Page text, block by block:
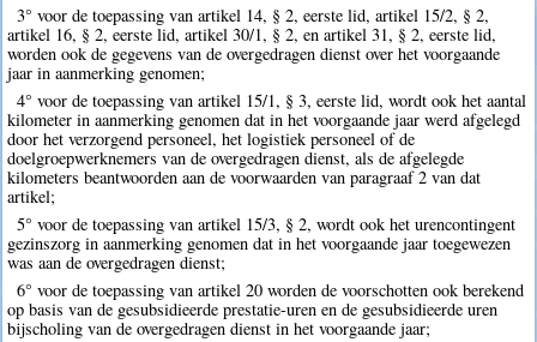
3° voor de toepassing van artikel 14, § 2, eerste lid, artikel 15/2, § 2,
artikel 16, § 2, eerste lid, artikel 30/1, § 2, en artikel 31, § 2, eerste lid,
worden ook de gegevens van de overgedragen dienst over het voorgaande
jaar in aanmerking genomen;
4° voor de toepassing van artikel 15/1, § 3, eerste lid, wordt ook het aantal
kilometer in aanmerking genomen dat in het voorgaande jaar werd afgelegd
door het verzorgend personeel, het logistiek personeel of de
doelgroepwerknemers van de overgedragen dienst, als de afgelegde
kilometers beantwoorden aan de voorwaarden van paragraaf 2 van dat
artikel;
5° voor de toepassing van artikel 15/3, § 2, wordt ook het urencontingent
gezinszorg in aanmerking genomen dat in het voorgaande jaar toegewezen
was aan de overgedragen dienst;
6° voor de toepassing van artikel 20 worden de voorschotten ook berekend
op basis van de gesubsidieerde prestatie-uren en de gesubsidieerde uren
bijscholing van de overgedragen dienst in het voorgaande jaar;